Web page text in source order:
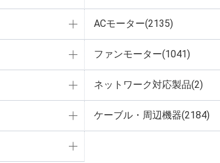
ACモーター(2135)
ファンモーター(1041)
ネットワーク対応製品(2)
ケーブル・周辺機器(2184)